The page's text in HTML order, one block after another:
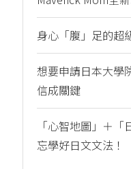
身心「腹」足的
想要申請日本大學
信成關鍵
「心智地圖」＋
忘學好日文文法！